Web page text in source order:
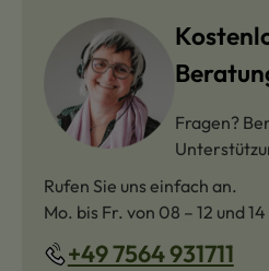
Fragen?
Rufen Sie uns einfach an.
Mo. bis Fr. von 08 – 12 und 14
+49 7564 931711